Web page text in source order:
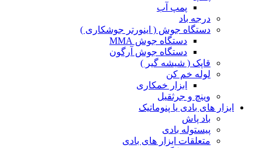
پمپ آب
درجه باد
دستگاه جوش ( اینورتر جوشکاری )
دستگاه جوش MMA
دستگاه جوش آرگون
قاپک ( شیشه گیر )
لوله خم کن
ابزار خمکاری
وینچ و جرثقیل
ابزار های بادی یا پنوماتیک
باد پاش
پیستوله بادی
متعلقات ابزار های بادی